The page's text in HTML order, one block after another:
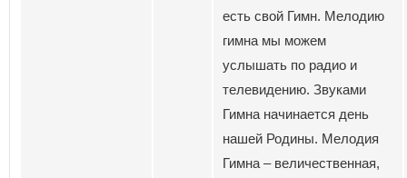
есть свой Гимн. Мелодию
гимна мы можем
услышать по радио и
телевидению. Звуками
Гимна начинается день
нашей Родины. Мелодия
Гимна – величественная,